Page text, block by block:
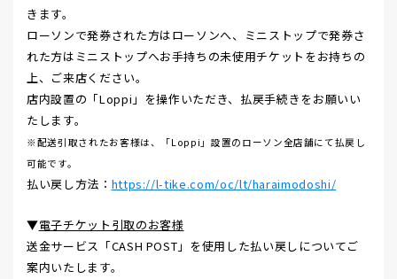
きます。
ローソンで発券された方はローソンへ、ミニストップで発券さ
れた方はミニストップへお手持ちの未使用チケットをお持ちの
上、ご来店ください。
店内設置の「Loppi」を操作いただき、払戻手続きをお願いい
たします。
※配送引取されたお客様は、「Loppi」設置のローソン全店舗にて払戻し
可能です。
払い戻し方法： https://l-tike.com/oc/lt/haraimodoshi/
▼電子チケット引取のお客様
送金サービス「CASH POST」を使用した払い戻しについてご
案内いたします。